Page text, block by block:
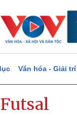
Văn hóa - Giải trí